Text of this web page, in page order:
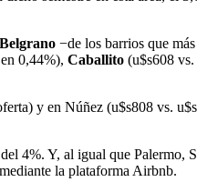
Belgrano −de los barrios que
0,44%), Caballito (u$s608
y en Núñez (u$s808 vs.
4%. Y, al igual que Palermo,
la plataforma Airbnb.